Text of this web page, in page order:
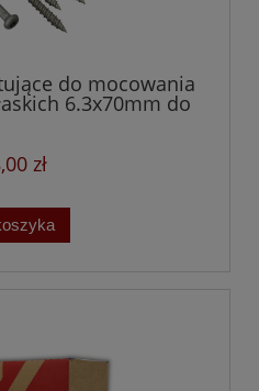
do mocowania
6.3x70mm do
i drewna
zł